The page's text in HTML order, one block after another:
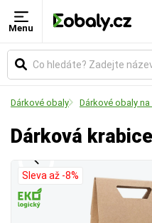
Menu
Dárkové obaly Dárkové obaly na
Dárková
Sleva až -8%
Provedení
Označuje specifickou
povrchovou texturu či
Materiál
Zvolte typ materiálu